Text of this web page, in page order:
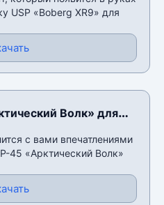
USP «Boberg XR9» для
Волк» для
с вами впечатлениями
45 «Арктический Волк»